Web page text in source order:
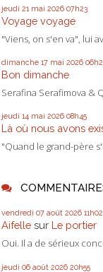
jeudi 21 mai 2026 07h23
Voyage voyage
"Viens, on s'en va", lui
dimanche 17 mai 2026
Bon dimanche
Serafina Serafimova &
jeudi 14 mai 2026 08h45
Là où nous avons
"Quand le grand-père
vendredi 07 août 2026 11h02
Aifelle sur Le portier
Oui. Il a de sérieux
jeudi 06 août 2026 20h55